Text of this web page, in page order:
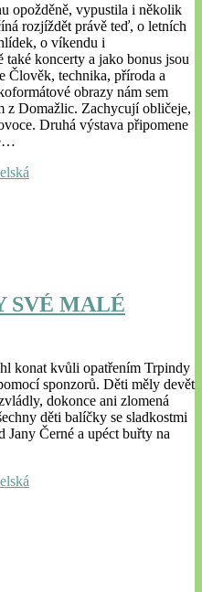
opožděně, vypustila i několik
rozjíždět právě teď, o letních
o víkendu i
koncerty a jako bonus jsou
Člověk, technika, příroda a
obrazy nám sem
z Domažlic. Zachycují obličeje,
Druhá výstava připomene
SVÉ MALÉ
konat kvůli opatřením Trpindy
sponzorů. Děti měly devět
dokonce ani zlomená
děti balíčky se sladkostmi
Jany Černé a upéct buřty na